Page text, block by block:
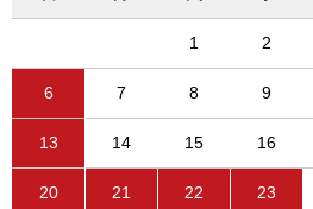
1 2
6 7 8 9
13 14 15 16
20 21 22 23